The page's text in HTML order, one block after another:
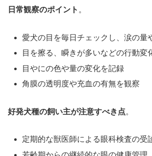
日常観察のポイント 。
愛犬の目を毎日チェックし、涙の量
目を擦る、瞬きが多いなどの行動変
目やにの色や量の変化を記録
角膜の透明度や充血の有無を観察
好発犬種の飼い主が注意すべき点。
定期的な獣医師による眼科検査の受